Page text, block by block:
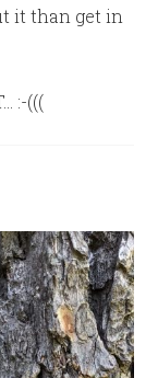
it than get in
:-(((